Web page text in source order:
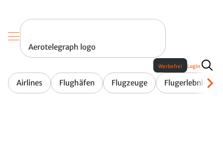
Aerotelegraph logo
Airlines Flughäfen Flugzeuge Flugerlebnis
Werbefrei Login